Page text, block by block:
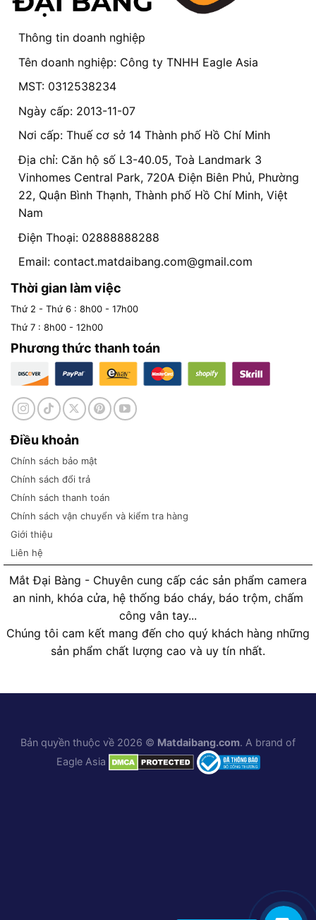
Thông tin doanh nghiệp
Tên doanh nghiệp: Công ty TNHH Eagle Asia
MST: 0312538234
Ngày cấp: 2013-11-07
Nơi cấp: Thuế cơ sở 14 Thành phố Hồ Chí Minh
Địa chỉ: Căn hộ số L3-40.05, Toà Landmark 3
Vinhomes Central Park, 720A Điện Biên Phủ, Phường
22, Quận Bình Thạnh, Thành phố Hồ Chí Minh, Việt
Nam
Điện Thoại: 02888888288
Email: contact.matdaibang.com@gmail.com
Thời gian làm việc
Thứ 2 - Thứ 6 : 8h00 - 17h00
Thứ 7 : 8h00 - 12h00
Phương thức thanh toán
Điều khoản
Chính sách bảo mật
Chính sách đổi trả
Chính sách thanh toán
Chính sách vận chuyển và kiểm tra hàng
Giới thiệu
Liên hệ
Mắt Đại Bàng - Chuyên cung cấp các sản phẩm camera
an ninh, khóa cửa, hệ thống báo cháy, báo trộm, chấm
công vân tay...
Chúng tôi cam kết mang đến cho quý khách hàng những
sản phẩm chất lượng cao và uy tín nhất.
Bản quyền thuộc về 2026 © Matdaibang.com. A brand of
Eagle Asia